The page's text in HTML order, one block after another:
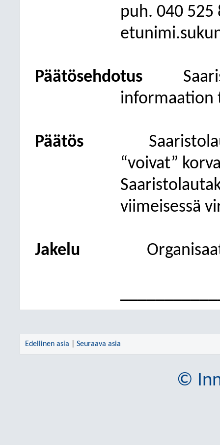
puh. 040 525
Päätösehdotus
informaation
Päätös
“voivat”
viimeisessä
Jakelu
Edellinen asia Seuraava asia
©